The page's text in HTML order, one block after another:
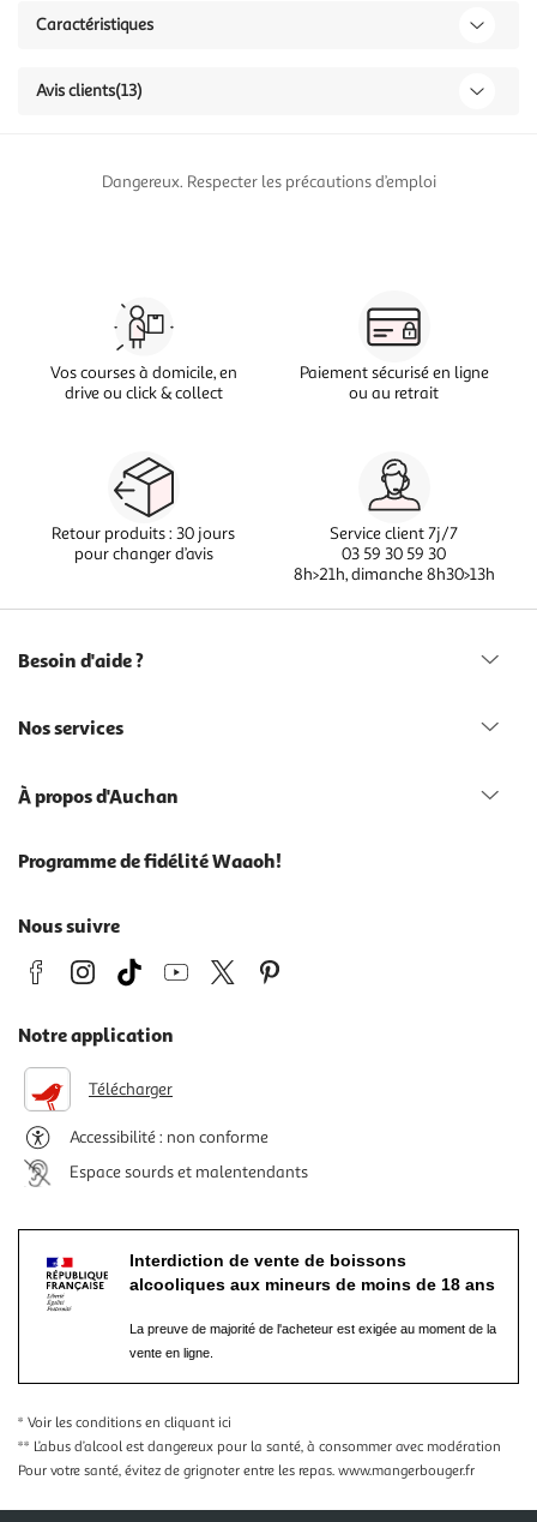
Caractéristiques
Avis clients(13)
Dangereux. Respecter les précautions d’emploi
Vos courses à domicile, en
drive ou click & collect
Paiement sécurisé en ligne
ou au retrait
Retour produits : 30 jours
pour changer d’avis
Service client 7j/7
03 59 30 59 30
8h>21h, dimanche 8h30>13h
Besoin d'aide ?
Nos services
À propos d'Auchan
Programme de fidélité Waaoh!
Nous suivre
Notre application
Télécharger
Accessibilité : non conforme
Espace sourds et malentendants
Interdiction de vente de boissons
alcooliques aux mineurs de moins de 18 ans
La preuve de majorité de l'acheteur est exigée au moment de la
vente en ligne.
* Voir les conditions en cliquant ici
** L’abus d’alcool est dangereux pour la santé, à consommer avec modération
Pour votre santé, évitez de grignoter entre les repas. www.mangerbouger.fr